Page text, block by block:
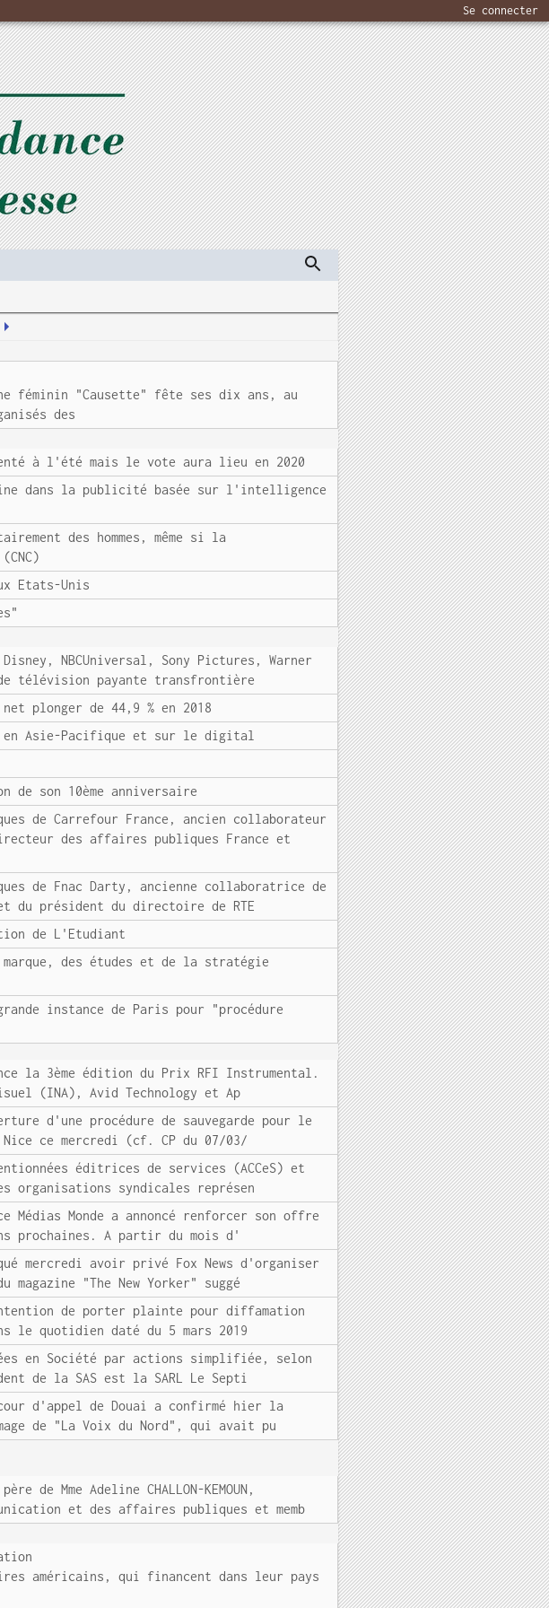
Se connecter
féminin "Causette" fête ses dix ans, au
des
à l'été mais le vote aura lieu en 2020
dans la publicité basée sur l'intelligence
des hommes, même si la
Etats-Unis
NBCUniversal, Sony Pictures, Warner
télévision payante transfrontière
plonger de 44,9 % en 2018
en Asie-Pacifique et sur le digital
de son 10ème anniversaire
de Carrefour France, ancien collaborateur
directeur des affaires publiques France et
de Fnac Darty, ancienne collaboratrice de
du président du directoire de RTE
de L'Etudiant
des études et de la stratégie
instance de Paris pour "procédure
la 3ème édition du Prix RFI Instrumental.
(INA), Avid Technology et Ap
d'une procédure de sauvegarde pour le
ce mercredi (cf. CP du 07/03/
éditrices de services (ACCeS) et
organisations syndicales représen
Médias Monde a annoncé renforcer son offre
prochaines. A partir du mois d'
mercredi avoir privé Fox News d'organiser
"The New Yorker" suggé
de porter plainte pour diffamation
quotidien daté du 5 mars 2019
en Société par actions simplifiée, selon
de la SAS est la SARL Le Septi
cour d'appel de Douai a confirmé hier la
de "La Voix du Nord", qui avait pu
Mme Adeline CHALLON-KEMOUN,
et des affaires publiques et memb
américains, qui financent dans leur pays